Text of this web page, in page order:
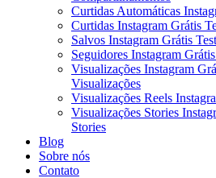
Curtidas Automáticas
Curtidas Instagram Grátis
Salvos Instagram Grátis
Seguidores Instagram
Visualizações Instagram
Visualizações
Visualizações Reels
Visualizações Stories
Stories
Blog
Sobre nós
Contato